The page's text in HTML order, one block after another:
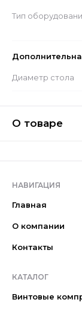
Тип
Диаметр стола
О товаре
НАВИГАЦИЯ
Главная
О компании
Контакты
КАТАЛОГ
Винтовые